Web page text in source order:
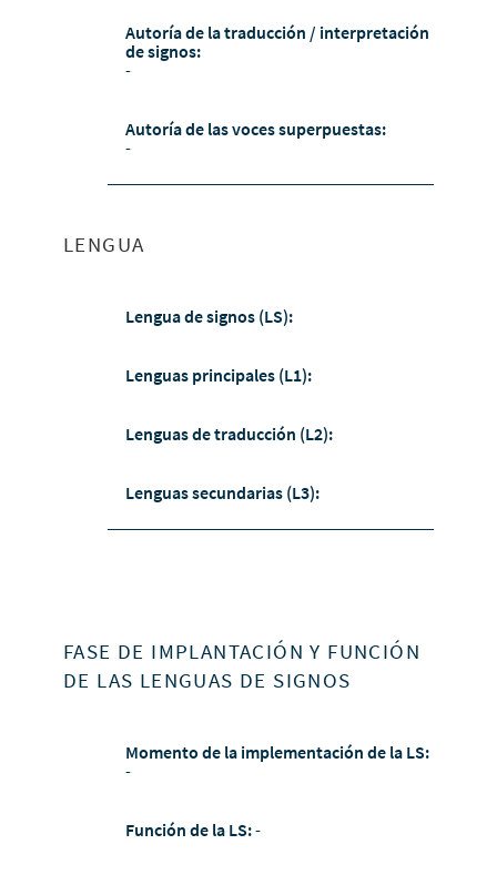
Autoría de la traducción / interpretación
de signos:
-
Autoría de las voces superpuestas:
-
LENGUA
Lengua de signos (LS):
Lenguas principales (L1):
Lenguas de traducción (L2):
Lenguas secundarias (L3):
FASE DE IMPLANTACIÓN Y FUNCIÓN
DE LAS LENGUAS DE SIGNOS
Momento de la implementación de la LS:
-
Función de la LS:-